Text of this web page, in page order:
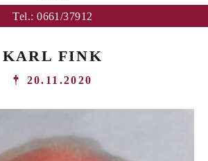
Tel.:0661/37912
KARL FINK
20.11.2020